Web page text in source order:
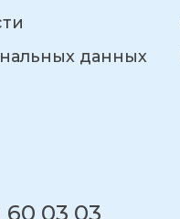
данных
60 03 03